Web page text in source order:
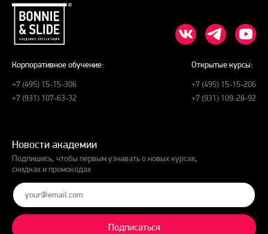
Корпоративное обучение:
+7 (495) 15-15-306
+7 (931) 107-63-32
Открытые курсы:
+7 (495) 15-15-206
+7 (931) 109-28-92
Новости академии
Подпишись, чтобы первым узнавать о новых курсах,
скидках и промокодах
Подписаться